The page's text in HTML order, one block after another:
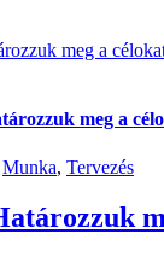
meg a
meg a
Munka, Tervezés